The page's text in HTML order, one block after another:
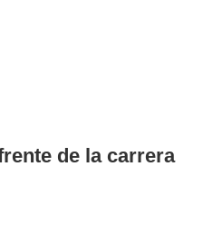
de la carrera